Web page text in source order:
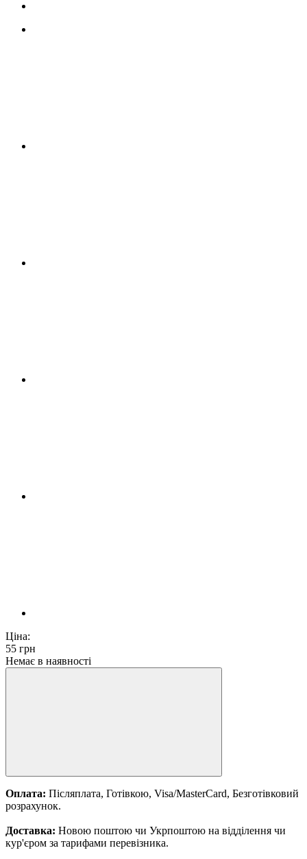
Ціна:
55 грн
Немає в наявності
Оплата: Післяплата, Готівкою, Visa/MasterCard, Безготівковий
розрахунок.
Доставка: Новою поштою чи Укрпоштою на відділення чи
кур'єром за тарифами перевізника.